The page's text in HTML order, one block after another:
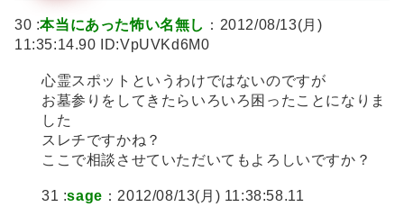
30 :本当にあった怖い名無し ：2012/08/13(月)
11:35:14.90 ID:VpUVKd6M0
心霊スポットというわけではないのですが
お墓参りをしてきたらいろいろ困ったことになりま
した
スレチですかね？
ここで相談させていただいてもよろしいですか？
31 :sage ：2012/08/13(月) 11:38:58.11